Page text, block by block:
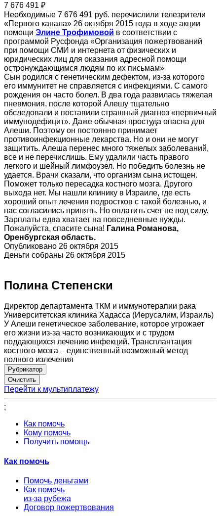
7 676 491 ₽
Необходимые 7 676 491 руб. перечислили телезрители
«Первого канала» 26 октября 2015 года в ходе акции
помощи Элине Трофимовой в соответствии с
программой Русфонда «Организация пожертвований
при помощи СМИ и интернета от физических и
юридических лиц для оказания адресной помощи
остронуждающимся людям по их письмам»
Сын родился с генетическим дефектом, из-за которого
его иммунитет не справляется с инфекциями. С самого
рождения он часто болел. В два года развилась тяжелая
пневмония, после которой Алешу тщательно
обследовали и поставили страшный диагноз «первичный
иммунодефицит». Даже обычная простуда опасна для
Алеши. Поэтому он постоянно принимает
противоинфекционные лекарства. Но и они не могут
защитить. Алеша перенес много тяжелых заболеваний,
все и не перечислишь. Ему удалили часть правого
легкого и шейный лимфоузел. Но победить болезнь не
удается. Врачи сказали, что организм сына истощен.
Поможет только пересадка костного мозга. Другого
выхода нет. Мы нашли клинику в Израиле, где есть
хороший опыт лечения подростков с такой болезнью, и
нас согласились принять. Но оплатить счет не под силу.
Зарплаты едва хватает на повседневные нужды.
Пожалуйста, спасите сына! Галина Романова,
Оренбургская область.
Опубликовано 26 октября 2015
Деньги собраны 26 октября 2015
Полина Степенски
Директор департамента ТКМ и иммунотерапии рака
Университетская клиника Хадасса (Иерусалим, Израиль)
У Алеши генетическое заболевание, которое угрожает
его жизни из-за часто возникающих и с трудом
поддающихся лечению инфекций. Трансплантация
костного мозга – единственный возможный метод
полного излечения
Рубрикатор
Перейти к мультиплатежу
;
Как помочь
Кому помочь
Получить помощь
Как помочь
Помочь деньгами
Как помочь
из-за рубежа
Договор пожертвования